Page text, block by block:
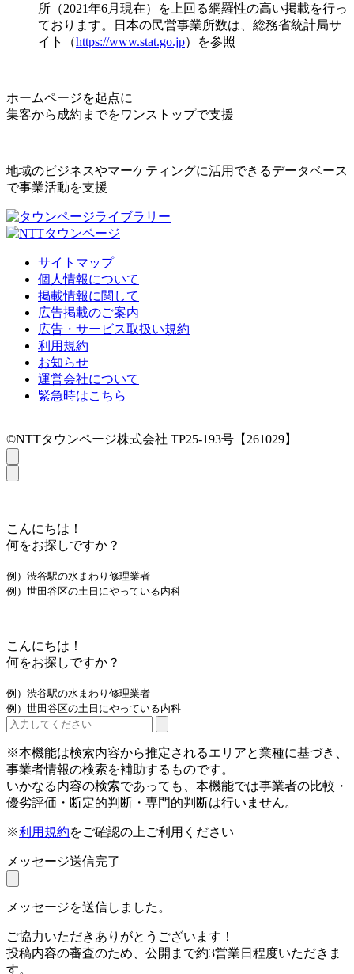
所（2021年6月現在）を上回る網羅性の高い掲載を行っ
ております。日本の民営事業所数は、総務省統計局サ
イト（https://www.stat.go.jp）を参照
ホームページを起点に
集客から成約までをワンストップで支援
地域のビジネスやマーケティングに活用できるデータベース
で事業活動を支援
サイトマップ
個人情報について
掲載情報に関して
広告掲載のご案内
広告・サービス取扱い規約
利用規約
お知らせ
運営会社について
緊急時はこちら
©NTTタウンページ株式会社 TP25-193号【261029】
こんにちは！
何をお探しですか？
例）渋谷駅の水まわり修理業者
例）世田谷区の土日にやっている内科
こんにちは！
何をお探しですか？
例）渋谷駅の水まわり修理業者
例）世田谷区の土日にやっている内科
※本機能は検索内容から推定されるエリアと業種に基づき、
事業者情報の検索を補助するものです。
いかなる内容の検索であっても、本機能では事業者の比較・
優劣評価・断定的判断・専門的判断は行いません。
※利用規約をご確認の上ご利用ください
メッセージ送信完了
メッセージを送信しました。
ご協力いただきありがとうございます！
投稿内容の審査のため、公開まで約3営業日程度いただきま
す。